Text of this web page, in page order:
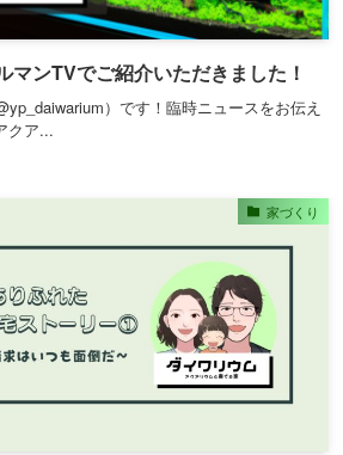
マンTVでご紹介いただきました！
）です！臨時ニュースをお伝え
クア...
家づくり